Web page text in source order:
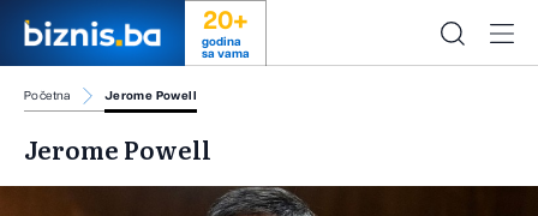
20+
godina
sa vama
Početna Jerome Powell
Jerome Powell